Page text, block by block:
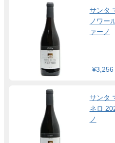
サンタ
ノワー
ァーノ
¥3,256
サンタ
ネロ
ノ